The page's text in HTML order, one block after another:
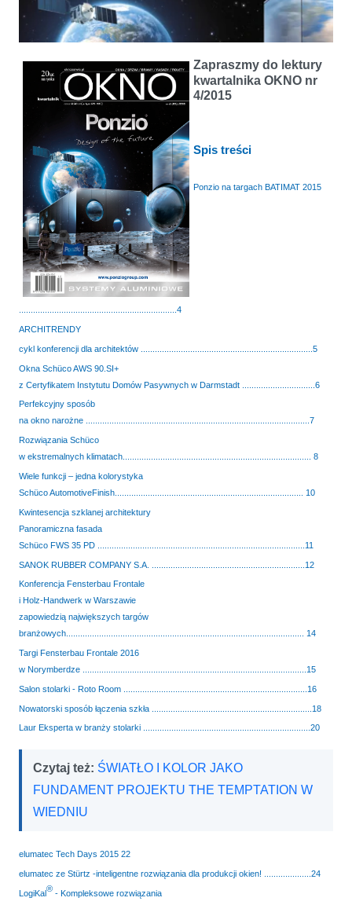
Kwartalnik OKNO nr 4/2015
Zapraszmy do lektury
kwartalnika OKNO nr
4/2015
Spis treści
Ponzio na targach BATIMAT 2015
...................................................................4
ARCHITRENDY
cykl konferencji dla architektów .........................................................................5
Okna Schüco AWS 90.SI+
z Certyfikatem Instytutu Domów Pasywnych w Darmstadt ...............................6
Perfekcyjny sposób
na okno narożne ...............................................................................................7
Rozwiązania Schüco
w ekstremalnych klimatach................................................................................ 8
Wiele funkcji – jedna kolorystyka
Schüco AutomotiveFinish................................................................................ 10
Kwintesencja szklanej architektury
Panoramiczna fasada
Schüco FWS 35 PD ........................................................................................11
SANOK RUBBER COMPANY S.A. .................................................................12
Konferencja Fensterbau Frontale
i Holz-Handwerk w Warszawie
zapowiedzią największych targów
branżowych..................................................................................................... 14
Targi Fensterbau Frontale 2016
w Norymberdze ...............................................................................................15
Salon stolarki - Roto Room ..............................................................................16
Nowatorski sposób łączenia szkła ....................................................................18
Laur Eksperta w branży stolarki .......................................................................20
Czytaj też: ŚWIATŁO I KOLOR JAKO
FUNDAMENT PROJEKTU THE TEMPTATION W
WIEDNIU
elumatec Tech Days 2015 22
elumatec ze Stürtz -inteligentne rozwiązania dla produkcji okien! ....................24
LogiKal® - Kompleksowe rozwiązania